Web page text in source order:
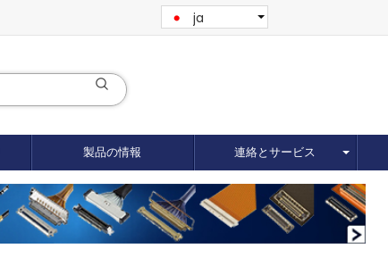
ja
製品の情報 連絡とサービス